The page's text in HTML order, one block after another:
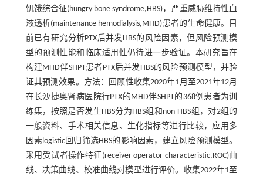
饥饿综合征(hungry bone syndrome,HBS)，严重威胁维持性血
液透析(maintenance hemodialysis,MHD)患者的生命健康。目
前已有研究分析PTX后并发HBS的风险因素，但风险预测模
型的预测性能和临床适用性仍待进一步验证。本研究旨在
构建MHD伴SHPT患者PTX后并发HBS的风险预测模型，并验
证其预测效果。方法：回顾性收集2020年1月至2021年12月
在长沙捷奥肾病医院行PTX的MHD伴SHPT的368例患者为训
练集，按照是否发生HBS分为HBS组和non-HBS组，对2组的
一般资料、手术相关信息、生化指标等进行比较，应用多
因素logistic回归筛选HBS的影响因素，建立风险预测模型。
采用受试者操作特征(receiver operator characteristic,ROC)曲
线、决策曲线、校准曲线对模型进行评价。收集2022年1至